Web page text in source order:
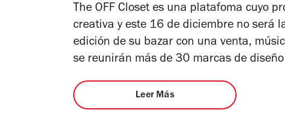
The OFF Closet es una platafoma cuyo
creativa y este 16 de diciembre no será
edición de su bazar con una venta,
se reunirán más de 30 marcas de
Leer Más